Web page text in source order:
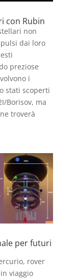
con Rubin
non
dai loro
preziose
i
stati scoperti
Borisov, ma
troverà
per futuri
rover
viaggio